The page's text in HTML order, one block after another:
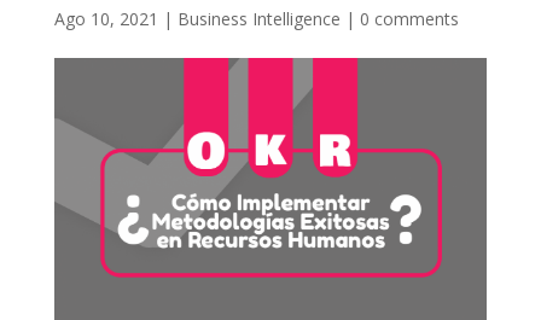
Ago 10, 2021 | Business Intelligence | 0 comments